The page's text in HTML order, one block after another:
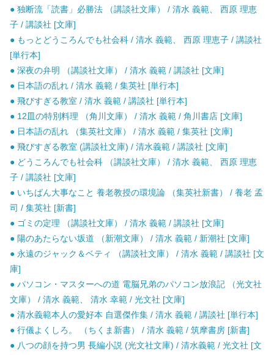
● 独断流「読書」必勝法 （講談社文庫） / 清水 義範、 西原 理恵
子 / 講談社 [文庫]
● もっとどうころんでも社会科 / 清水 義範、 西原 理恵子 / 講談社
[単行本]
● 深夜の弁明 （講談社文庫） / 清水 義範 / 講談社 [文庫]
● 日本語の乱れ / 清水 義範 / 集英社 [単行本]
● 飛びすぎる教室 / 清水 義範 / 講談社 [単行本]
● 12皿の特別料理 （角川文庫） / 清水 義範 / 角川書店 [文庫]
● 日本語の乱れ （集英社文庫） / 清水 義範 / 集英社 [文庫]
● 飛びすぎる教室 (講談社文庫) / 清水義範 / 講談社 [文庫]
● どうころんでも社会科 （講談社文庫） / 清水 義範、 西原 理恵
子 / 講談社 [文庫]
● いちばん大事なこと 養老教授の環境論 （集英社新書） / 養老 孟
司 / 集英社 [新書]
● ゴミの定理 （講談社文庫） / 清水 義範 / 講談社 [文庫]
● 陽のあたらない坂道 （新潮文庫） / 清水 義範 / 新潮社 [文庫]
● 永遠のジャック＆ベティ （講談社文庫） / 清水 義範 / 講談社 [文
庫]
● パソコン・マスターへの道 電脳兄弟のパソコン放浪記 （光文社
文庫） / 清水 義範、 清水 幸範 / 光文社 [文庫]
● 清水義範本人の愛好本 自選傑作集 / 清水 義範 / 講談社 [単行本]
● 行儀よくしろ。 （ちくま新書） / 清水 義範 / 筑摩書房 [新書]
● 八つの顔を持つ男 長編小説 (光文社文庫) / 清水義範 / 光文社 [文